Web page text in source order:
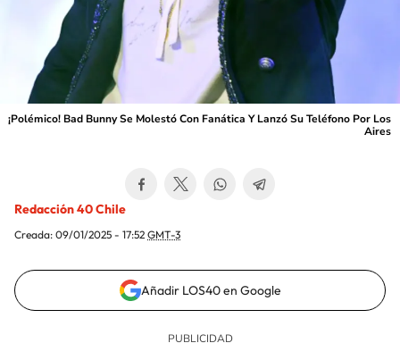
¡Polémico! Bad Bunny Se Molestó Con Fanática Y Lanzó Su Teléfono Por Los
Aires
Redacción 40 Chile
Creada: 09/01/2025 - 17:52 GMT-3
Añadir LOS40 en Google